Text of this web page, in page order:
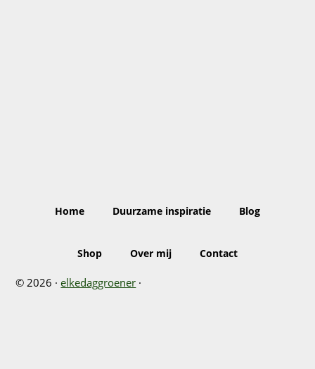
Home Duurzame inspiratie Blog
Shop Over mij Contact
© 2026 ·elkedaggroener ·